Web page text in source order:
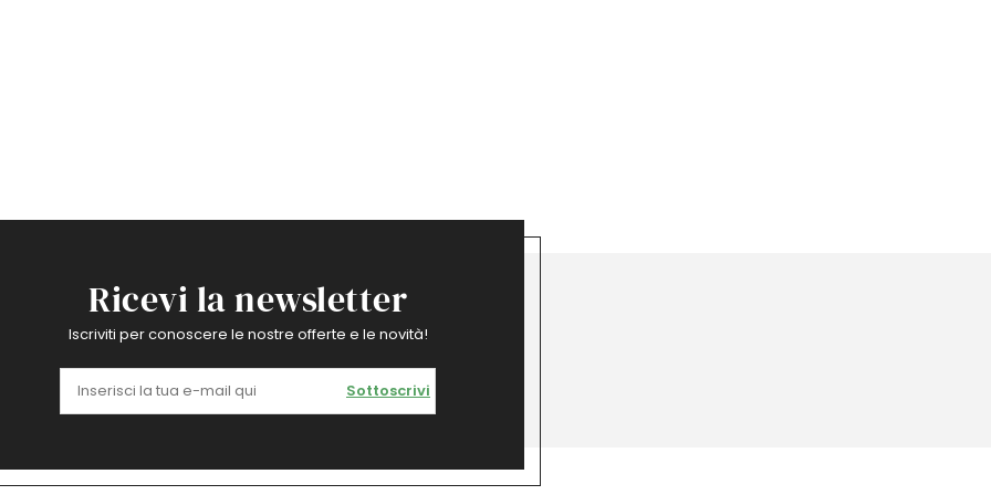
Ricevi la newsletter
Iscriviti per conoscere le nostre offerte e le novità!
Sottoscrivi